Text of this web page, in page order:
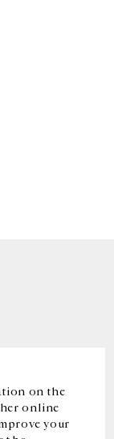
on the
online
your